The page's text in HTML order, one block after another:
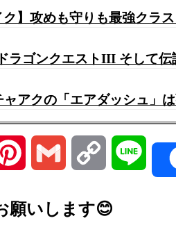
ク】攻めも守りも最強クラ
ラゴンクエストIII そして
ャアクの「エアダッシュ」
Pinterest Gmail Copy
願いします😊